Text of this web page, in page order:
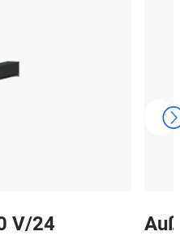
V/24